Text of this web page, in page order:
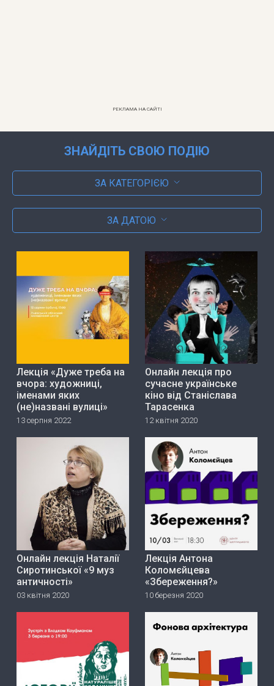
РЕКЛАМА НА САЙТІ
ЗНАЙДІТЬ СВОЮ ПОДІЮ
ЗА КАТЕГОРІЄЮ
ЗА ДАТОЮ
Лекція «Дуже треба на
вчора: художниці,
іменами яких
(не)названі вулиці»
13 серпня 2022
Онлайн лекція про
сучасне українське
кіно від Станіслава
Тарасенка
12 квітня 2020
Онлайн лекція Наталії
Сиротинської «9 муз
античності»
03 квітня 2020
Лекція Антона
Коломєйцева
«Збереження?»
10 березня 2020